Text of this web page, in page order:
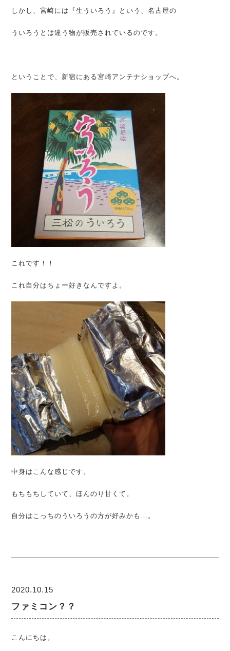
しかし、宮崎には『生ういろう』という、名古屋の
ういろうとは違う物が販売されているのです。
ということで、新宿にある宮崎アンテナショップへ。
これです！！
これ自分はちょー好きなんですよ。
中身はこんな感じです。
もちもちしていて、ほんのり甘くて。
自分はこっちのういろうの方が好みかも…。
2020.10.15
ファミコン？？
こんにちは。